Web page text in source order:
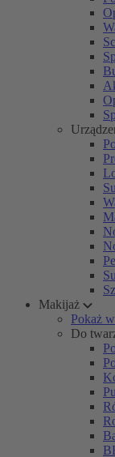
Makijaż
Pokaż
Do